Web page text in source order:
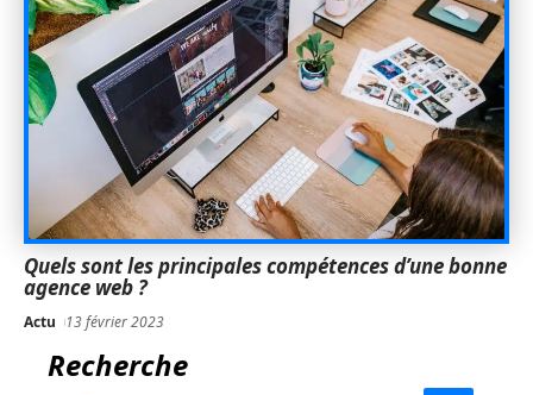
Quels sont les principales compétences d’une bonne
agence web ?
Actu 13 février 2023
Recherche